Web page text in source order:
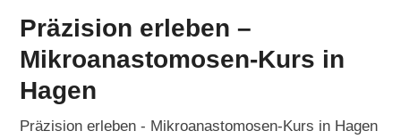
Präzision erleben –
Mikroanastomosen-Kurs in
Hagen
Präzision erleben - Mikroanastomosen-Kurs in Hagen